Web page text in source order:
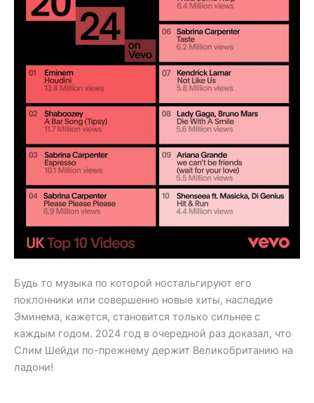
Будь то музыка по которой ностальгируют его
поклонники или совершенно новые хиты, наследие
Эминема, кажется, становится только сильнее с
каждым годом. 2024 год в очередной раз доказал, что
Слим Шейди по-прежнему держит Великобританию на
ладони!